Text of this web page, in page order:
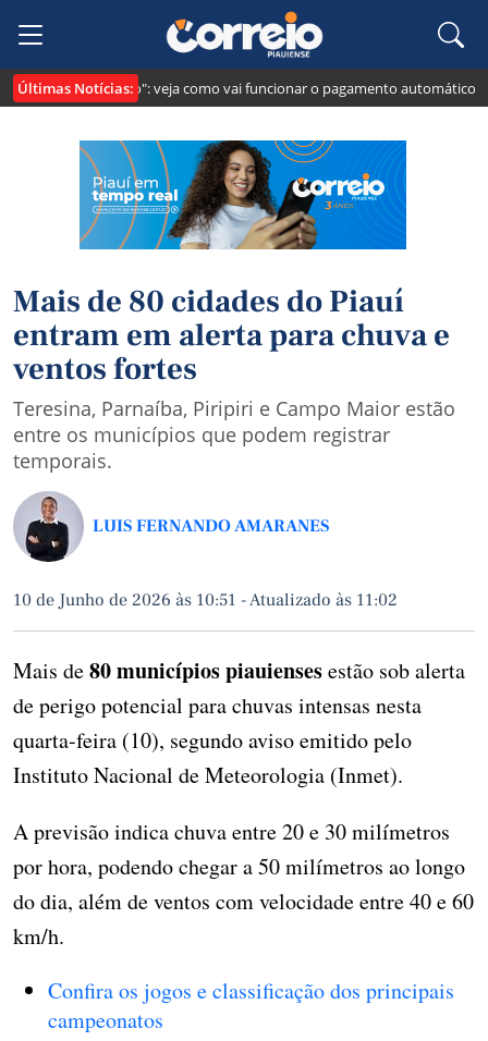
Últimas Notícias:
cria o "Pix Pensão": veja como vai funcionar o pagamento automático da
Mais de 80 cidades do Piauí
entram em alerta para chuva e
ventos fortes
Teresina, Parnaíba, Piripiri e Campo Maior estão
entre os municípios que podem registrar
temporais.
LUIS FERNANDO AMARANES
10 de Junho de 2026 às 10:51 -Atualizado às 11:02
Mais de80 municípios piauiensesestão sob alerta
de perigo potencial para chuvas intensas nesta
quarta-feira (10), segundo aviso emitido pelo
Instituto Nacional de Meteorologia (Inmet).
A previsão indica chuva entre 20 e 30 milímetros
por hora, podendo chegar a 50 milímetros ao longo
do dia, além de ventos com velocidade entre 40 e 60
km/h.
Confira os jogos e classificação dos principais
campeonatos